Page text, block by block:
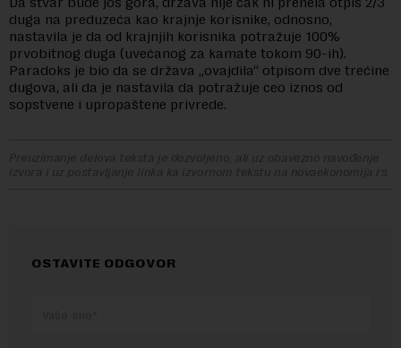
duga na preduzeća kao krajnje korisnike, odnosno,
nastavila je da od krajnjih korisnika potražuje 100%
prvobitnog duga (uvećanog za kamate tokom 90-ih).
Paradoks je bio da se država „ovajdila“ otpisom dve trećine
dugova, ali da je nastavila da potražuje ceo iznos od
sopstvene i upropaštene privrede.
Preuzimanje delova teksta je dozvoljeno, ali uz obavezno navođenje
izvora i uz postavljanje linka ka izvornom tekstu na novaekonomija.rs
OSTAVITE ODGOVOR